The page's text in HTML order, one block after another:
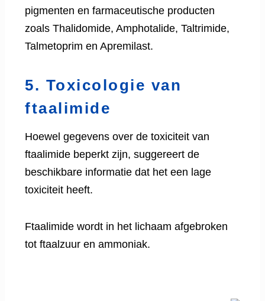
pigmenten en farmaceutische producten
zoals Thalidomide, Amphotalide, Taltrimide,
Talmetoprim en Apremilast.
5. Toxicologie van
ftaalimide
Hoewel gegevens over de toxiciteit van
ftaalimide beperkt zijn, suggereert de
beschikbare informatie dat het een lage
toxiciteit heeft.
Ftaalimide wordt in het lichaam afgebroken
tot ftaalzuur en ammoniak.